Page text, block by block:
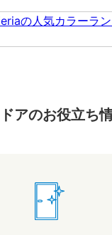
アのお役立ち